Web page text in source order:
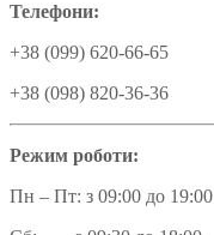
Телефони:
+38 (099) 620-66-65
+38 (098) 820-36-36
Режим роботи:
Пн – Пт: з 09:00 до 19:00